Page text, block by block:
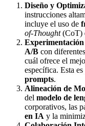
Diseño y
instrucciones
incluye el uso de
of-Thought(CoT)
A/B con
cuál ofrece el
específica. Esta
prompts.
Alineación de
del modelo de
corporativos, las
en IA y la